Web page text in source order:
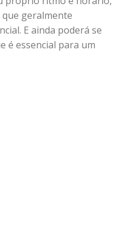
que geralmente
E ainda poderá se
é essencial para um